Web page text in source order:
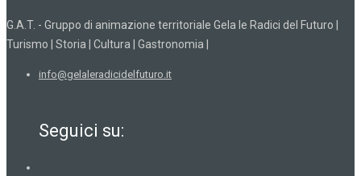
G.A.T. - Gruppo di animazione territoriale Gela le Radici del Futuro |
Turismo | Storia | Cultura | Gastronomia |
info@gelaleradicidelfuturo.it
Seguici su: